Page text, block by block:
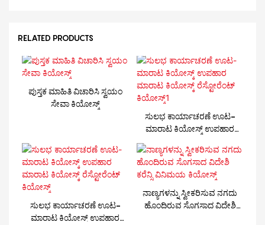
RELATED PRODUCTS
ಪುಸ್ತಕ ಮಾಹಿತಿ ವಿಚಾರಿಸಿ ಸ್ವಯಂ
ಸೇವಾ ಕಿಯೋಸ್ಕ್
ಸುಲಭ ಕಾರ್ಯಾಚರಣೆ ಊಟ-
ಮಾರಾಟ ಕಿಯೋಸ್ಕ್ ಉಪಹಾರ
ಮಾರಾಟ ಕಿಯೋಸ್ಕ್ ರೆಸ್ಟೋರೆಂಟ್
ಕಿಯೋಸ್ಕ್1
ಸುಲಭ ಕಾರ್ಯಾಚರಣೆ ಊಟ-
ಮಾರಾಟ ಕಿಯೋಸ್ಕ್ ಉಪಹಾರ
ನಾಣ್ಯಗಳನ್ನು ಸ್ವೀಕರಿಸುವ ನಗದು
ಹೊಂದಿರುವ ಸೊಗಸಾದ ವಿದೇಶಿ